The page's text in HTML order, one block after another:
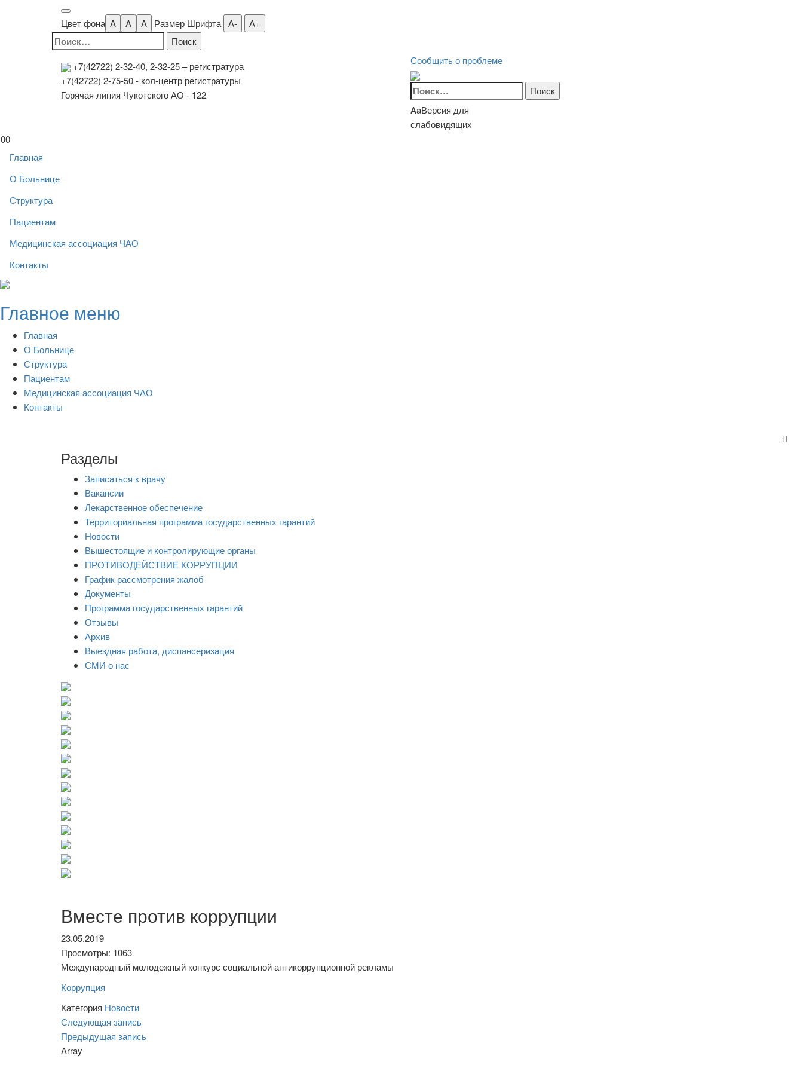
Цвет фона A A A Размер Шрифта А- А+
Найти:
+7(42722) 2-32-40, 2-32-25– регистратура
+7(42722) 2-75-50 - кол-центр регистратуры
Горячая линия Чукотского АО - 122
Сообщить о проблеме
Найти:
AaВерсия для
слабовидящих
00
Главная
О Больнице
Структура
Пациентам
Медицинская ассоциация ЧАО
Контакты
Skip
content
Главное меню
Главная
О Больнице
Структура
Пациентам
Медицинская ассоциация ЧАО
Контакты
Разделы
Записаться к врачу
Вакансии
Лекарственное обеспечение
Территориальная программа государственных гарантий
Новости
Вышестоящие и контролирующие органы
ПРОТИВОДЕЙСТВИЕ КОРРУПЦИИ
График рассмотрения жалоб
Документы
Программа государственных гарантий
Отзывы
Архив
Выездная работа, диспансеризация
СМИ о нас
Вместе против коррупции
23.05.2019
Просмотры: 1063
Международный молодежный конкурс социальной антикоррупционной рекламы
Коррупция
Категория Новости
Навигация
по
записям
Следующая записьСледующая
запись
Предыдущая записьПредыдущая
Array